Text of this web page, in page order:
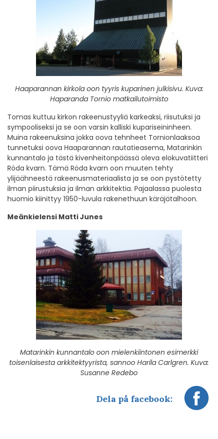
Haaparannan kirkola oon tyyris kuparinen julkisivu. Kuva:
Haparanda Tornio matkailutoimisto
Tomas kuttuu kirkon rakeenustyyliä karkeaksi, riisutuksi ja
sympooliseksi ja se oon varsin kalliski kupariseininheen.
Muina rakeenuksina jokka oova tehnheet Tornionlaaksoa
tunnetuksi oova Haaparannan rautatieasema, Matarinkin
kunnantalo ja tästä kivenheitonpäässä oleva elokuvatiitteri
Röda kvarn. Tämä Röda kvarn oon muuten tehty
ylijäähneestä rakeenusmateriaalista ja se oon pystötetty
ilman piirustuksia ja ilman arkkitektia. Pajaalassa puolesta
huomio kiinittyy 1950-luvula rakenethuun käräjätalhoon.
Meänkielensi Matti Junes
Matarinkin kunnantalo oon mielenkiintonen esimerkki
toisenlaisesta arkkitektyyrista, sannoo Harila Carlgren. Kuva:
Susanne Redebo
Dela på facebook: